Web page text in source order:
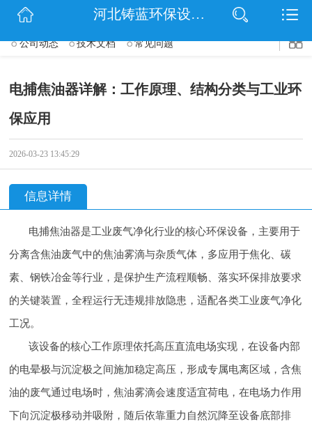
$(function() { $('.wrapper').navbarscroll(); });
网站首页
信息动态
河北铸蓝环保设备有限公司
公司动态 技术文档 常见问题
电捕焦油器详解：工作原理、结构分类与工业环
保应用
2026-03-23 13:45:29
信息详情
电捕焦油器是工业废气净化行业的核心环保设备，主要用于
分离含焦油废气中的焦油雾滴与杂质气体，多应用于焦化、碳
素、钢铁冶金等行业，是保护生产流程顺畅、落实环保排放要求
的关键装置，全程运行无违规排放隐患，适配各类工业废气净化
工况。
该设备的核心工作原理依托高压直流电场实现，在设备内部
的电晕极与沉淀极之间施加稳定高压，形成专属电离区域，含焦
油的废气通过电场时，焦油雾滴会速度适宜荷电，在电场力作用
下向沉淀极移动并吸附，随后依靠重力自然沉降至设备底部排